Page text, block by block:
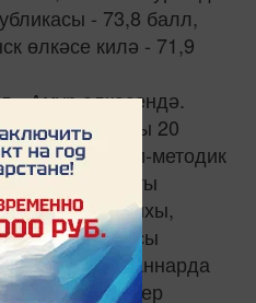
- 73,8 балл,
өлкәсе килә - 71,9
- Амур өлкәсендә.
диктантны 20
фәнни-методик
университеты
тарихы,
кафедрасы
мәйданнарда
кайбер